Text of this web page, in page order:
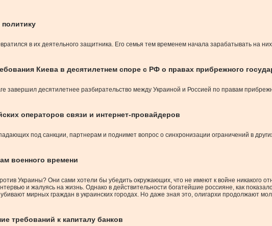
в их деятельного защитника. Его семья тем временем начала зарабатывать на
Киева в десятилетнем споре с РФ о правах прибрежного
завершил десятилетнее разбирательство между Украиной и Россией по правам
операторов связи и интернет-провайдеров
под санкции, партнерам и поднимет вопрос о синхронизации ограничений в
военного времени
Украины? Они сами хотели бы убедить окружающих, что не имеют к войне
и жалуясь на жизнь. Однако в действительности богатейшие россияне, как
мирных граждан в украинских городах. Но даже зная это, олигархи продолжают
требований к капиталу банков